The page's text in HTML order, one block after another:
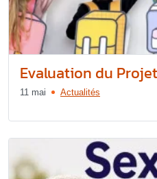
Evaluation du
11 mai Actualités